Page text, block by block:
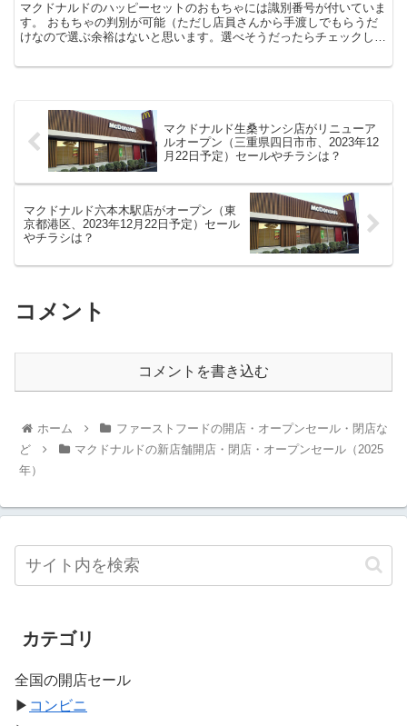
マクドナルドのハッピーセットのおもちゃには識別番号が付いていま
す。 おもちゃの判別が可能（ただし店員さんから手渡しでもらうだ
けなので選ぶ余裕はないと思います。選べそうだったらチェックしま
マクドナルド生桑サンシ店がリニューア
ルオープン（三重県四日市市、2023年12
月22日予定）セールやチラシは？
マクドナルド六本木駅店がオープン（東
京都港区、2023年12月22日予定）セール
やチラシは？
コメント
コメントを書き込む
ホーム
ファーストフードの開店・オープンセール・閉店な
ど
マクドナルドの新店舗開店・閉店・オープンセール（2025
年）
カテゴリ
全国の開店セール
▶ コンビニ